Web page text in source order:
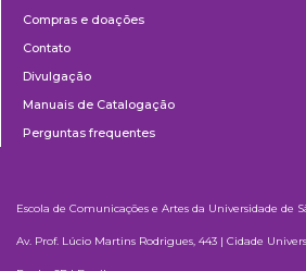
Compras e doações
Contato
Divulgação
Manuais de Catalogação
Perguntas frequentes
Escola de Comunicações e Artes da Universidade de
Av. Prof. Lúcio Martins Rodrigues, 443 | Cidade